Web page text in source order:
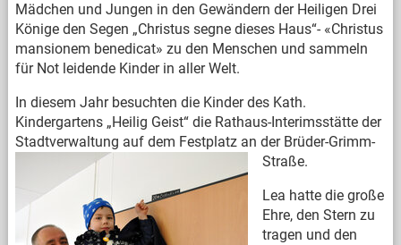
Mädchen und Jungen in den Gewändern der Heiligen Drei
Könige den Segen „Christus segne dieses Haus“- «Christus
mansionem benedicat» zu den Menschen und sammeln
für Not leidende Kinder in aller Welt.
In diesem Jahr besuchten die Kinder des Kath.
Kindergartens „Heilig Geist“ die Rathaus-Interimsstätte der
Stadtverwaltung auf dem Festplatz an der Brüder-Grimm-
Straße.
Lea hatte die große
Ehre, den Stern zu
tragen und den